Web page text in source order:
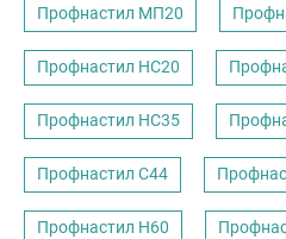
Профнастил МП20
Профнастил НС20
Профнастил НС35
Профнастил С44
Профнастил Н60